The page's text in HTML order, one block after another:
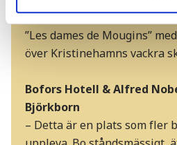
Picassoskulpturer, den 15
”Les dames de Mougins”
över Kristinehamns vackra
Bofors Hotell & Alfred
Björkborn
– Detta är en plats som fler